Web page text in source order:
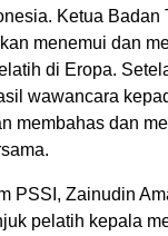
Ketua Badan
menemui dan
di Eropa.
wawancara
membahas dan
PSSI, Zainudin
pelatih kepala